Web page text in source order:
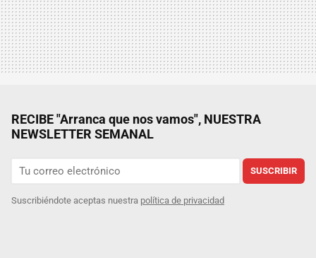
RECIBE "Arranca que nos vamos", NUESTRA
NEWSLETTER SEMANAL
SUSCRIBIR
Suscribiéndote aceptas nuestra política de privacidad